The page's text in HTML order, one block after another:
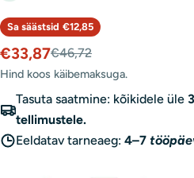
Sa säästsid €12,85
Müügihind
€33,87
Tavaline
hind
€46,72
Hind koos käibemaksuga.
Tasuta saatmine: kõikidele üle
tellimustele.
Eeldatav tarneaeg: 4–7